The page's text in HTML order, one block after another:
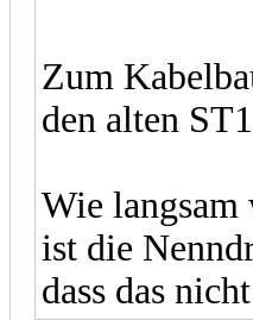
Zum
den alten
Wie
ist die
dass das